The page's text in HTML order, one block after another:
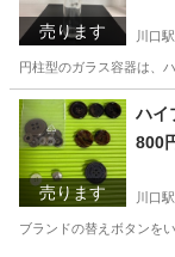
売ります 川口駅
円柱型のガラス容器は、
埼玉 川口市 川
売ります
ハイ
800
川口駅
ブランドの替えボタンを